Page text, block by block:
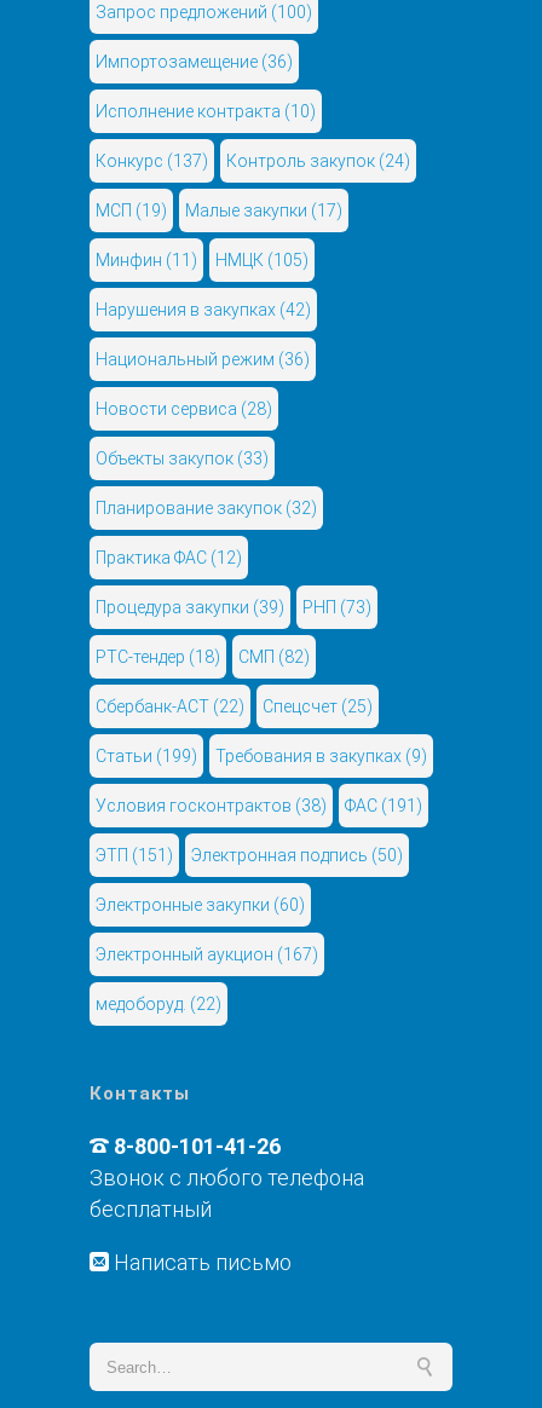
Запрос предложений (100)
Импортозамещение (36)
Исполнение контракта (10)
Конкурс (137) Контроль закупок (24)
МСП (19) Малые закупки (17)
Минфин (11) НМЦК (105)
Нарушения в закупках (42)
Национальный режим (36)
Новости сервиса (28)
Объекты закупок (33)
Планирование закупок (32)
Практика ФАС (12)
Процедура закупки (39) РНП (73)
РТС-тендер (18) СМП (82)
Сбербанк-АСТ (22) Спецсчет (25)
Статьи (199) Требования в закупках (9)
Условия госконтрактов (38) ФАС (191)
ЭТП (151) Электронная подпись (50)
Электронные закупки (60)
Электронный аукцион (167)
медоборуд. (22)
Контакты
8-800-101-41-26
Звонок с любого телефона
бесплатный
Написать письмо